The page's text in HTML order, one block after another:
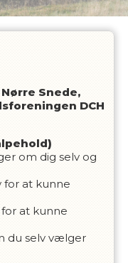
Snede,
DCH
om dig selv og
for at kunne
for at kunne
du selv vælger